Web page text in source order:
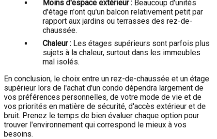
Moins d'espace extérieur : Beaucoup d'unités
d'étage n'ont qu'un balcon relativement petit par
rapport aux jardins ou terrasses des rez-de-
chaussée.
Chaleur : Les étages supérieurs sont parfois plus
sujets à la chaleur, surtout dans les immeubles
mal isolés.
En conclusion, le choix entre un rez-de-chaussée et un étage
supérieur lors de l'achat d'un condo dépendra largement de
vos préférences personnelles, de votre mode de vie et de
vos priorités en matière de sécurité, d'accès extérieur et de
bruit. Prenez le temps de bien évaluer chaque option pour
trouver l'environnement qui correspond le mieux à vos
besoins.